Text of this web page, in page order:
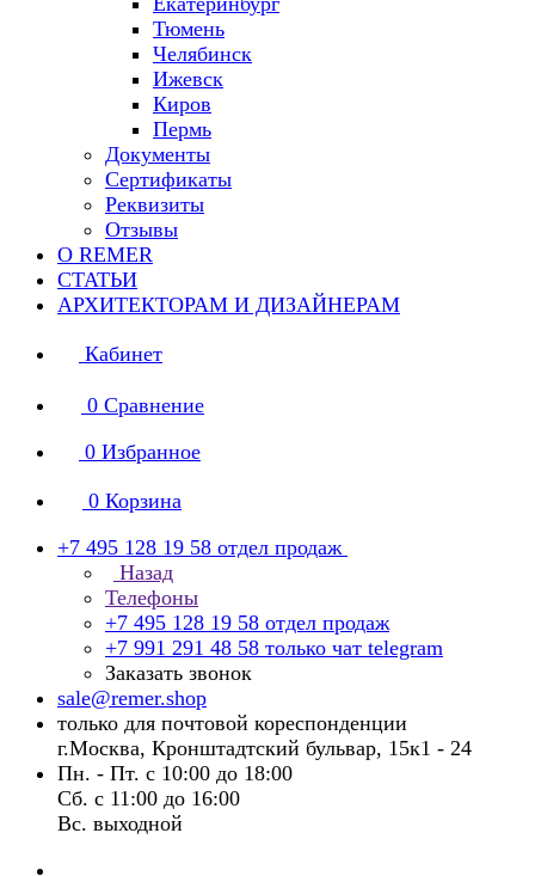
Тюмень
Челябинск
Ижевск
Киров
Пермь
Документы
Сертификаты
Реквизиты
Отзывы
О REMER
СТАТЬИ
АРХИТЕКТОРАМ И ДИЗАЙНЕРАМ
Кабинет
0 Сравнение
0 Избранное
0 Корзина
+7 495 128 19 58 отдел продаж
Назад
Телефоны
+7 495 128 19 58 отдел продаж
+7 991 291 48 58 только чат telegram
Заказать звонок
sale@remer.shop
только для почтовой кореспонденции
г.Москва, Кронштадтский бульвар, 15к1 - 24
Пн. - Пт. с 10:00 до 18:00
Сб. с 11:00 до 16:00
Вс. выходной